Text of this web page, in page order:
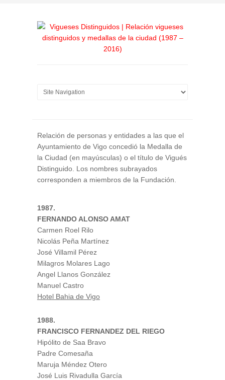
Relación de personas y entidades a las que el
Ayuntamiento de Vigo concedió la Medalla de
la Ciudad (en mayúsculas) o el título de Vigués
Distinguido. Los nombres subrayados
corresponden a miembros de la Fundación.
1987.
FERNANDO ALONSO AMAT
Carmen Roel Rilo
Nicolás Peña Martínez
José Villamil Pérez
Milagros Molares Lago
Angel Llanos González
Manuel Castro
Hotel Bahia de Vigo
1988.
FRANCISCO FERNANDEZ DEL RIEGO
Hipólito de Saa Bravo
Padre Comesaña
Maruja Méndez Otero
José Luis Rivadulla García